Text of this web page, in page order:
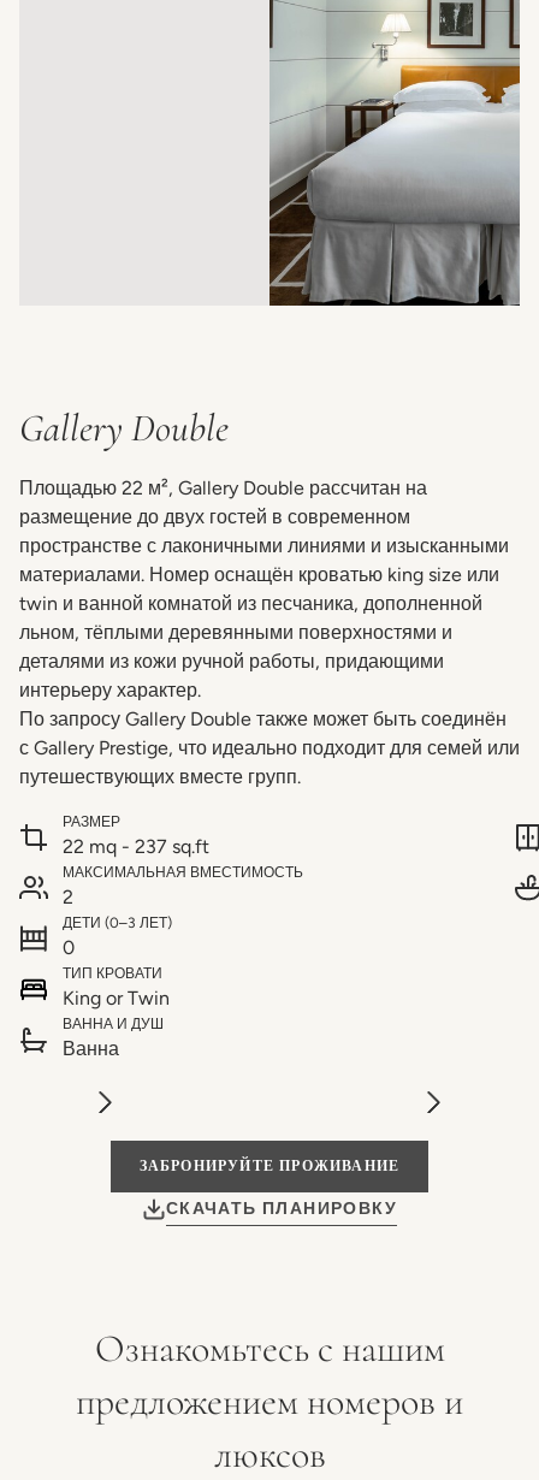
Gallery Double
Площадью 22 м², Gallery Double рассчитан на
размещение до двух гостей в современном
пространстве с лаконичными линиями и изысканными
материалами. Номер оснащён кроватью king size или
twin и ванной комнатой из песчаника, дополненной
льном, тёплыми деревянными поверхностями и
деталями из кожи ручной работы, придающими
интерьеру характер.
По запросу Gallery Double также может быть соединён
с Gallery Prestige, что идеально подходит для семей или
путешествующих вместе групп.
РАЗМЕР
22 mq - 237 sq.ft
МАКСИМАЛЬНАЯ ВМЕСТИМОСТЬ
2
ДЕТИ (0–3 ЛЕТ)
0
ТИП КРОВАТИ
King or Twin
ВАННА И ДУШ
Ванна
ЗАБРОНИРУЙТЕ ПРОЖИВАНИЕ
СКАЧАТЬ ПЛАНИРОВКУ
Ознакомьтесь с нашим
предложением номеров и
люксов